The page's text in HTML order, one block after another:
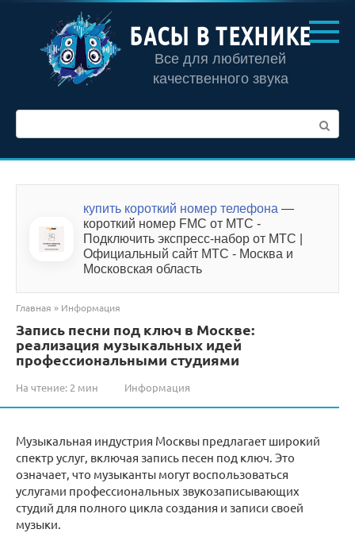
контенту
БАСЫ В ТЕХНИКЕ
Все для любителей
качественного звука
купить короткий номер телефона —
короткий номер FMC от МТС -
Подключить экспресс-набор от МТС |
Официальный сайт МТС - Москва и
Московская область
Главная » Информация
Запись песни под ключ в Москве:
реализация музыкальных идей
профессиональными студиями
На чтение: 2 мин Информация
Музыкальная индустрия Москвы предлагает широкий
спектр услуг, включая запись песен под ключ. Это
означает, что музыканты могут воспользоваться
услугами профессиональных звукозаписывающих
студий для полного цикла создания и записи своей
музыки.